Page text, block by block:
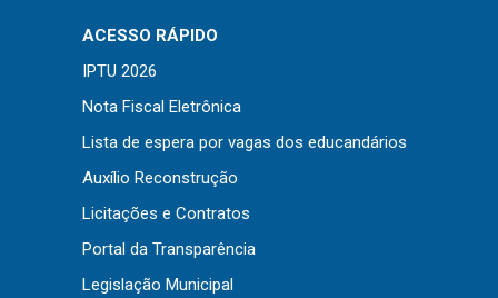
Cespro
Downloads
Notícias
Contato
ACESSO RÁPIDO
IPTU 2026
Nota Fiscal Eletrônica
Lista de espera por vagas dos educandários
Auxílio Reconstrução
Licitações e Contratos
Portal da Transparência
Legislação Municipal